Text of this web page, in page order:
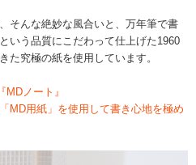
そんな絶妙な風合いと、万年筆で書
いう品質にこだわって仕上げた1960
た究極の紙を使用しています。
ノート』
MD用紙」を使用して書き心地を極め